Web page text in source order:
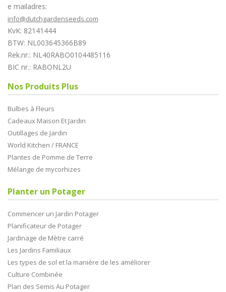
e mailadres:
info@dutchgardenseeds.com
KvK: 82141444
BTW: NL003645366B89
Rek.nr.: NL40RABO0104485116
BIC nr.: RABONL2U
Nos Produits Plus
Bulbes à Fleurs
Cadeaux Maison Et Jardin
Outillages de Jardin
World Kitchen / FRANCE
Plantes de Pomme de Terre
Mélange de mycorhizes
Planter un Potager
Commencer un Jardin Potager
Planificateur de Potager
Jardinage de Mètre carré
Les Jardins Familiaux
Les types de sol et la manière de les améliorer
Culture Combinée
Plan des Semis Au Potager